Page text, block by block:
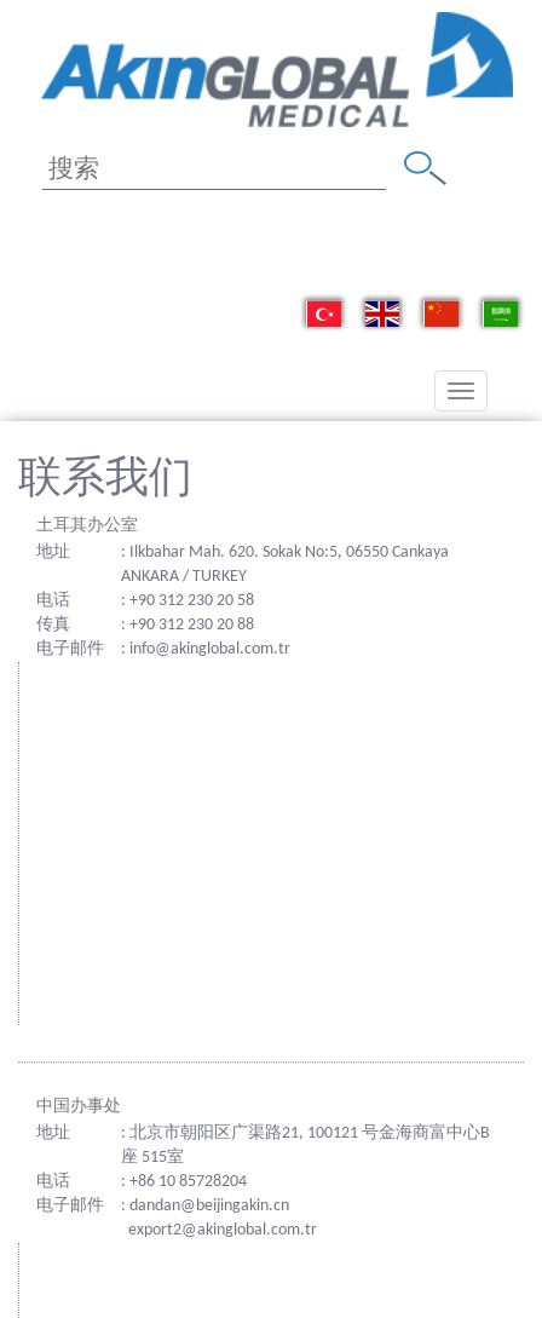
Toggle
navigation
联系我们
土耳其办公室
地址
: Ilkbahar Mah. 620. Sokak No:5, 06550 Cankaya
ANKARA / TURKEY
电话
: +90 312 230 20 58
传真
: +90 312 230 20 88
电子邮件
: info@akinglobal.com.tr
中国办事处
地址
: 北京市朝阳区广渠路21, 100121 号金海商富中心B
座 515室
电话
: +86 10 85728204
电子邮件
: dandan@beijingakin.cn
export2@akinglobal.com.tr